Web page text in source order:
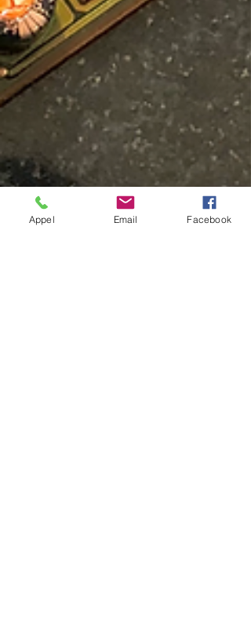
Appel Email Facebook